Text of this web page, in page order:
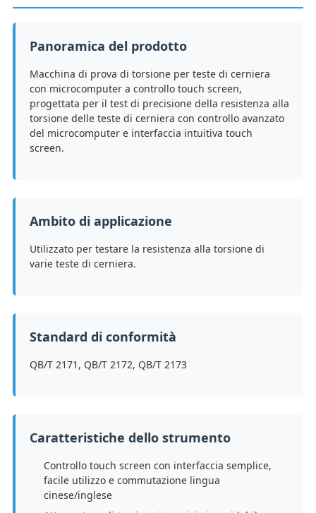
Panoramica del prodotto
Macchina di prova di torsione per teste di cerniera
con microcomputer a controllo touch screen,
progettata per il test di precisione della resistenza alla
torsione delle teste di cerniera con controllo avanzato
del microcomputer e interfaccia intuitiva touch
screen.
Ambito di applicazione
Utilizzato per testare la resistenza alla torsione di
varie teste di cerniera.
Standard di conformità
QB/T 2171, QB/T 2172, QB/T 2173
Caratteristiche dello strumento
Controllo touch screen con interfaccia semplice,
facile utilizzo e commutazione lingua
cinese/inglese